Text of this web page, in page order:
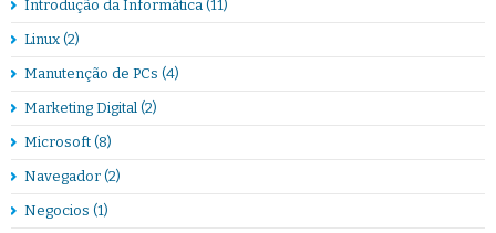
Introdução da Informática (11)
Linux (2)
Manutenção de PCs (4)
Marketing Digital (2)
Microsoft (8)
Navegador (2)
Negocios (1)